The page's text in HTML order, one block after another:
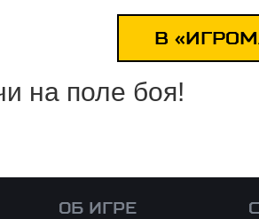
В
на поле боя!
ОБ ИГРЕ